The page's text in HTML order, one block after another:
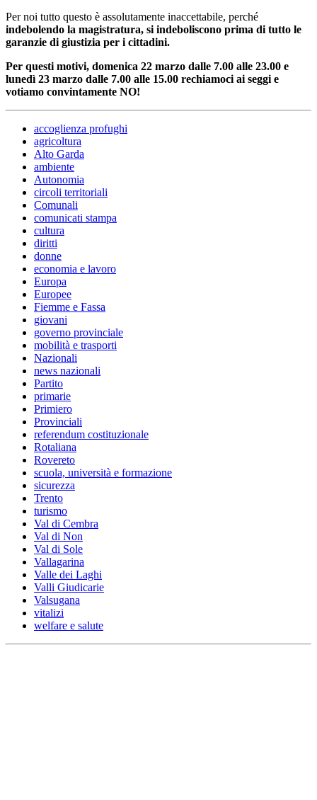
Per noi tutto questo è assolutamente inaccettabile, perché
indebolendo la magistratura, si indeboliscono prima di tutto le
garanzie di giustizia per i cittadini.
Per questi motivi, domenica 22 marzo dalle 7.00 alle 23.00 e
lunedì 23 marzo dalle 7.00 alle 15.00 rechiamoci ai seggi e
votiamo convintamente NO!
accoglienza profughi
agricoltura
Alto Garda
ambiente
Autonomia
circoli territoriali
Comunali
comunicati stampa
cultura
diritti
donne
economia e lavoro
Europa
Europee
Fiemme e Fassa
giovani
governo provinciale
mobilità e trasporti
Nazionali
news nazionali
Partito
primarie
Primiero
Provinciali
referendum costituzionale
Rotaliana
Rovereto
scuola, università e formazione
sicurezza
Trento
turismo
Val di Cembra
Val di Non
Val di Sole
Vallagarina
Valle dei Laghi
Valli Giudicarie
Valsugana
vitalizi
welfare e salute